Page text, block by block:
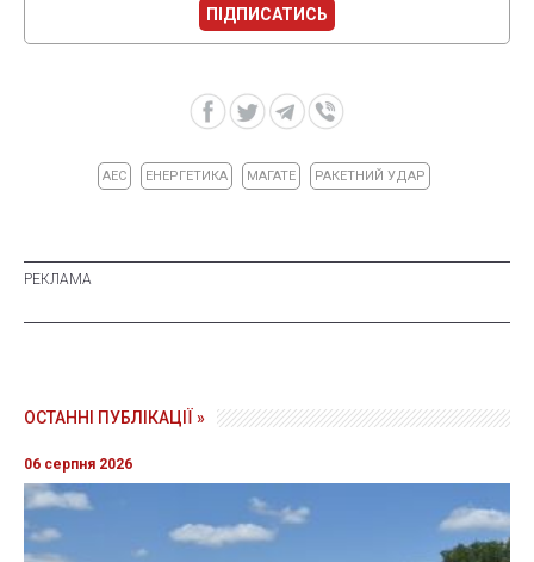
ПІДПИСАТИСЬ
АЕС ЕНЕРГЕТИКА МАГАТЕ РАКЕТНИЙ УДАР
ОСТАННІ ПУБЛІКАЦІЇ »
06 серпня 2026